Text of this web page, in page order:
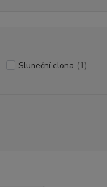
Sluneční clona (1)